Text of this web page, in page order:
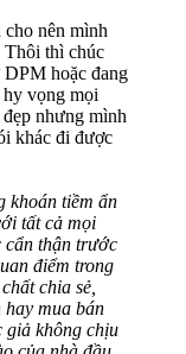
nên mình
Thôi thì chúc
DPM hoặc đang
vọng mọi
nhưng mình
khác đi được
khoán tiềm ẩn
tất cả mọi
cẩn thận trước
điểm trong
chia sẻ,
mua bán
giả không chịu